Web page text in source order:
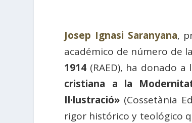
Josep Ignasi Saranyana,
académico de número de la
1914 (RAED), ha donado
cristiana a la
Il·lustració» (Cossetània
rigor histórico y teológico